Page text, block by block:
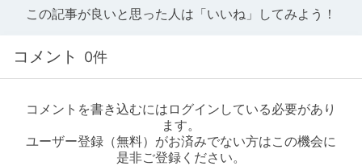
この記事が良いと思った人は「いいね」してみよう！
コメント 0件
コメントを書き込むにはログインしている必要があり
ます。
ユーザー登録（無料）がお済みでない方はこの機会に
是非ご登録ください。